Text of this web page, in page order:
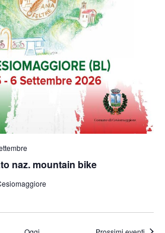
naz. mountain bike